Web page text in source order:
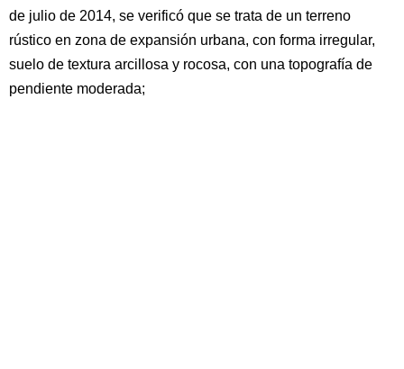
de julio de 2014, se verificó que se trata de un terreno
rústico en zona de expansión urbana, con forma irregular,
suelo de textura arcillosa y rocosa, con una topografía de
pendiente moderada;